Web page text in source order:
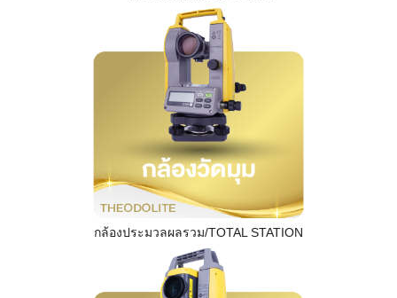
กล้องประมวลผลรวม/TOTAL STATION